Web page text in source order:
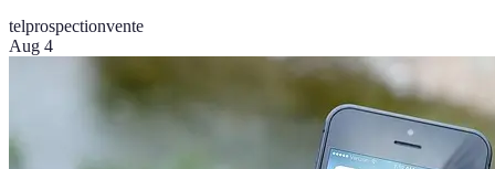
telprospectionvente
Aug 4